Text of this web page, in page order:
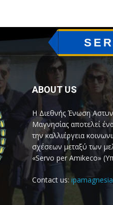
ABOUT US
Η Διεθνής Ένωση
Μαγνησίας αποτελεί
την καλλιέργεια
σχέσεων μεταξύ των
«Servo per Amikeco»
Contact us: